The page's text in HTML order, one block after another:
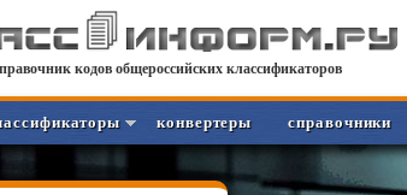
кодов общероссийских классификаторов
конвертеры справочники